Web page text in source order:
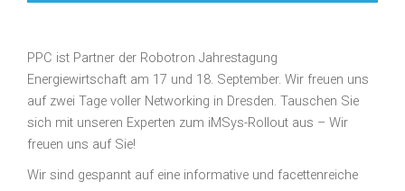
PPC ist Partner der Robotron Jahrestagung
Energiewirtschaft am 17 und 18. September. Wir freuen uns
auf zwei Tage voller Networking in Dresden. Tauschen Sie
sich mit unseren Experten zum iMSys-Rollout aus – Wir
freuen uns auf Sie!
Wir sind gespannt auf eine informative und facettenreiche